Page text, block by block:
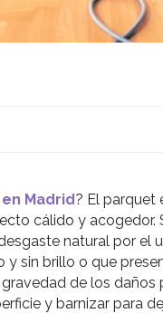
Madrid? El parquet
cálido y acogedor.
natural por el
y sin brillo o que
de los daños
y barnizar para